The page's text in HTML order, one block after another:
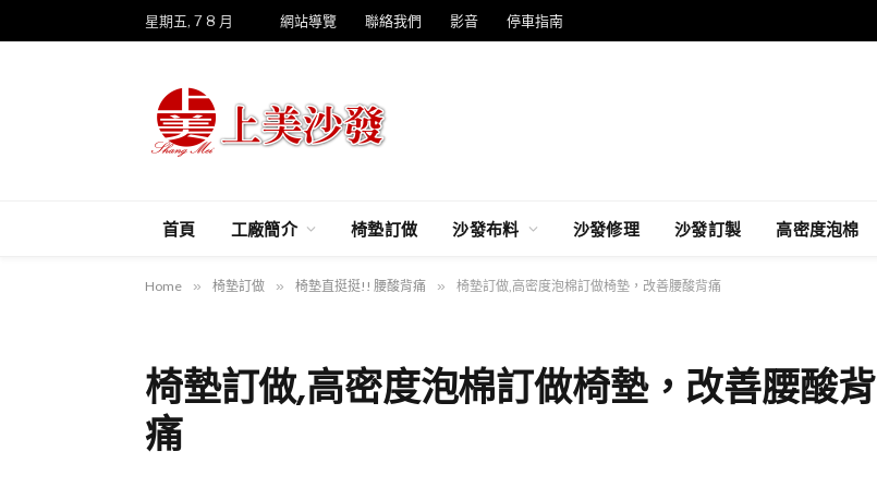
星期五, 7 8 月 網站導覽 聯絡我們 影音 停車指南
首頁 工廠簡介 椅墊訂做 沙發布料 沙發修理 沙發訂製 高密度泡棉
Home » 椅墊訂做 » 椅墊直挺挺!! 腰酸背痛 » 椅墊訂做,高密度泡棉訂做椅墊，改善腰酸背痛
椅墊訂做,高密度泡棉訂做椅墊，改善腰酸背
痛